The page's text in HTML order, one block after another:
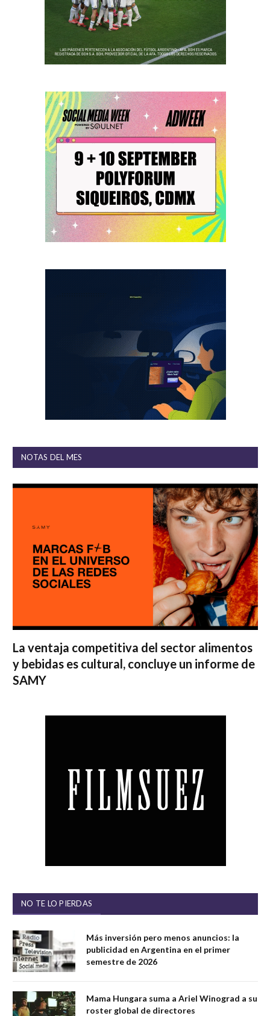
NOTAS DEL MES
La ventaja competitiva del sector alimentos
y bebidas es cultural, concluye un informe de
SAMY
NO TE LO PIERDAS
Más inversión pero menos anuncios: la
publicidad en Argentina en el primer
semestre de 2026
Mama Hungara suma a Ariel Winograd a su
roster global de directores